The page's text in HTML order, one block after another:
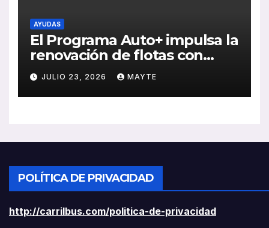
AYUDAS
El Programa Auto+ impulsa la
renovación de flotas con
ayudas a vehículos eléctricos
ligeros
JULIO 23, 2026 MAYTE
POLÍTICA DE PRIVACIDAD
http://carrilbus.com/politica-de-privacidad